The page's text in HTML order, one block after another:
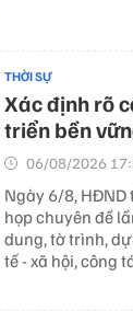
THỜI SỰ
Xác định rõ
triển bền
06/08/2026
Ngày 6/8, HĐND
họp chuyên đề
dung, tờ trình,
tế - xã hội, công